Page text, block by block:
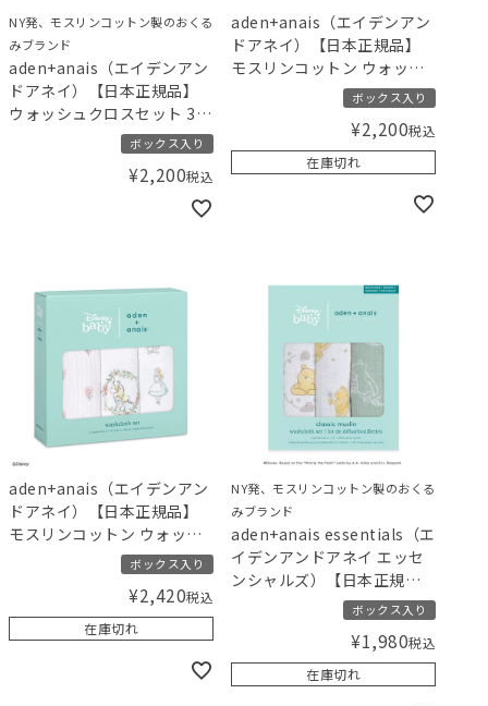
NY発、モスリンコットン製のおくる
みブランド
aden+anais（エイデンアン
ドアネイ）【日本正規品】
ウォッシュクロスセット 3枚
セット jungle jam ジャング
ボックス入り
¥2,200税込
aden+anais（エイデンアン
ドアネイ）【日本正規品】
モスリンコットン ウォッシ
ュクロス 3枚セット イヤー
オブザスネイク year of the
snake 3pk washcloths【数
量限定！2025年の干支のか
ボックス入り
¥2,200税込
在庫切れ
aden+anais（エイデンアン
ドアネイ）【日本正規品】
モスリンコットン ウォッシ
ュクロス 3枚セット ディズ
ニー アリス イン ワンダーラ
ンド alice in wonderland
3-pack classic washcloths
ボックス入り
¥2,420税込
在庫切れ
NY発、モスリンコットン製のおくる
みブランド
aden+anais essentials（エ
イデンアンドアネイ エッセ
ンシャルズ）【日本正規
品】モスリンコットン ウォ
ッシュクロス 3枚セット デ
ィズニー ウィニーアンドフ
レンズ washcloths -
winnie+friends- 3pk
ボックス入り
¥1,980税込
在庫切れ